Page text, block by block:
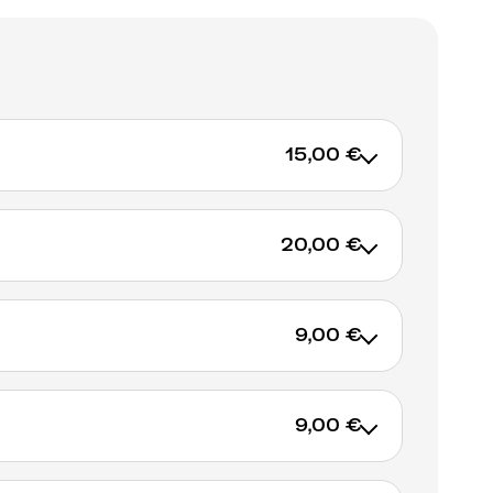
15,00 €
20,00 €
9,00 €
9,00 €